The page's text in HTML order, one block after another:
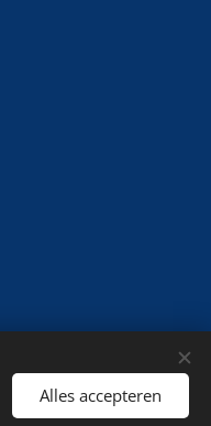
Alles accepteren